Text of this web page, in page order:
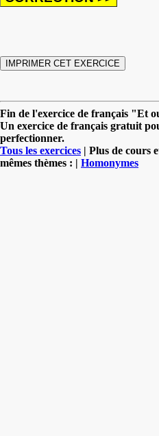
Fin de l'exercice de français "Et
Un exercice de français gratuit
perfectionner.
Tous les exercices | Plus de cours
mêmes thèmes : | Homonymes